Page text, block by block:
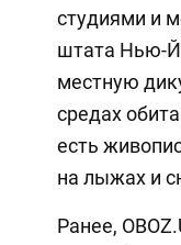
студиями и
штата Нью-
местную
средах
есть
на лыжах и
Ранее,